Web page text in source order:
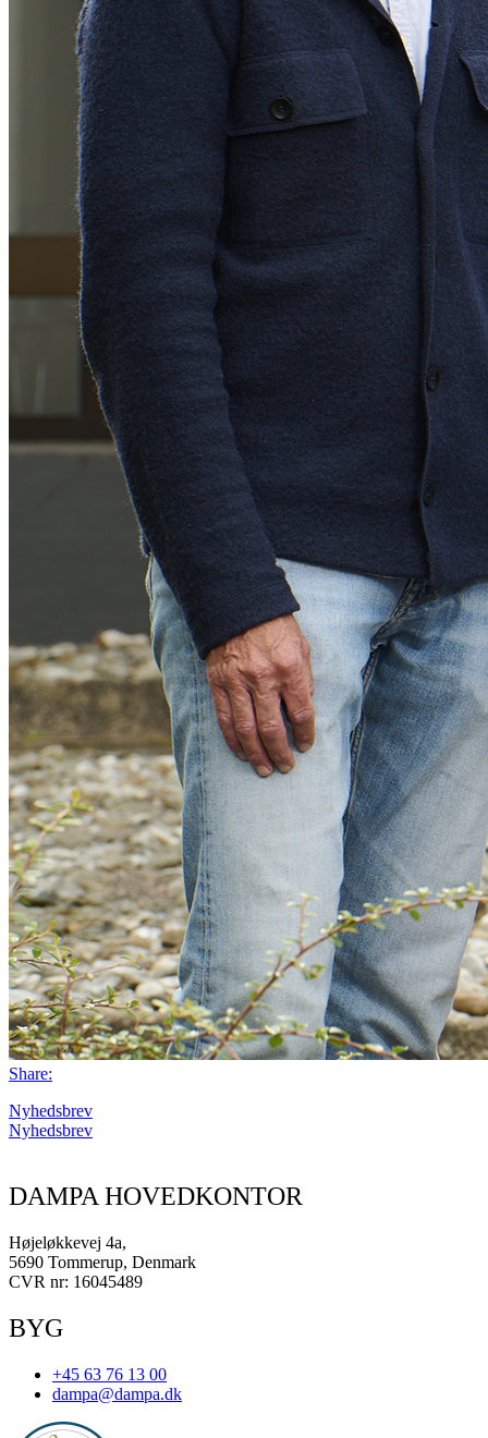
Share:
Nyhedsbrev
Nyhedsbrev
DAMPA HOVEDKONTOR
Højeløkkevej 4a,
5690 Tommerup, Denmark
CVR nr: 16045489
BYG
+45 63 76 13 00
dampa@dampa.dk